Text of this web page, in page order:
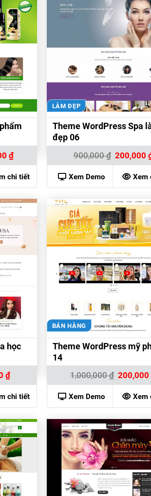
₫.
₫Giá
hiện
tại
là:
200,000 ₫.
chi tiết
LÀM ĐẸP
Theme WordPress Spa
đẹp 06
900,000₫ Giá
gốc
là:
900,000 ₫.
200,000
Xem Demo Xem
học
₫Giá
là:
200,000 ₫.
chi tiết
BÁN HÀNG
Theme WordPress mỹ
14
1,000,000₫ Giá
1,000,000
200,000
Xem Demo Xem